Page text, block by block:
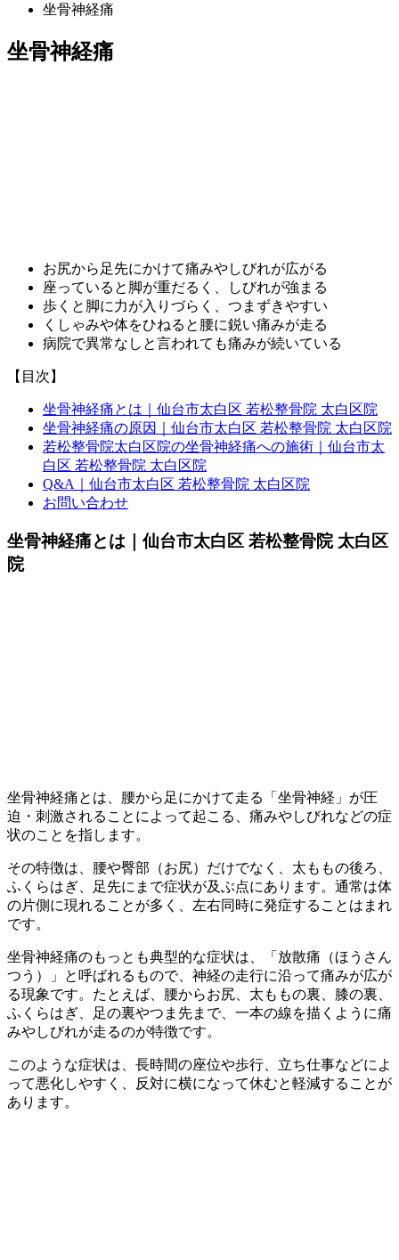
坐骨神経痛
坐骨神経痛
お尻から足先にかけて痛みやしびれが広がる
座っていると脚が重だるく、しびれが強まる
歩くと脚に力が入りづらく、つまずきやすい
くしゃみや体をひねると腰に鋭い痛みが走る
病院で異常なしと言われても痛みが続いている
【目次】
坐骨神経痛とは｜仙台市太白区 若松整骨院 太白区院
坐骨神経痛の原因｜仙台市太白区 若松整骨院 太白区院
若松整骨院太白区院の坐骨神経痛への施術｜仙台市太
白区 若松整骨院 太白区院
Q&A｜仙台市太白区 若松整骨院 太白区院
お問い合わせ
坐骨神経痛とは｜仙台市太白区 若松整骨院 太白区
院
坐骨神経痛とは、腰から足にかけて走る「坐骨神経」が圧
迫・刺激されることによって起こる、痛みやしびれなどの症
状のことを指します。
その特徴は、腰や臀部（お尻）だけでなく、太ももの後ろ、
ふくらはぎ、足先にまで症状が及ぶ点にあります。通常は体
の片側に現れることが多く、左右同時に発症することはまれ
です。
坐骨神経痛のもっとも典型的な症状は、「放散痛（ほうさん
つう）」と呼ばれるもので、神経の走行に沿って痛みが広が
る現象です。たとえば、腰からお尻、太ももの裏、膝の裏、
ふくらはぎ、足の裏やつま先まで、一本の線を描くように痛
みやしびれが走るのが特徴です。
このような症状は、長時間の座位や歩行、立ち仕事などによ
って悪化しやすく、反対に横になって休むと軽減することが
あります。